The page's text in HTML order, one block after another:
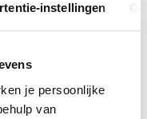
instellingen
je persoonlijke
van
8
annuleren